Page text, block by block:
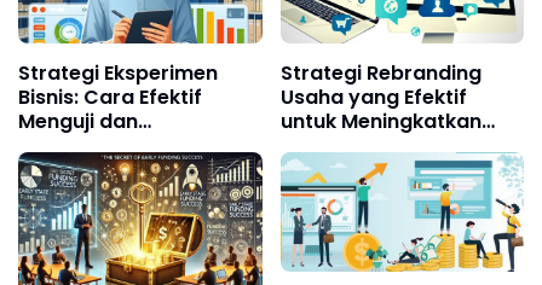
Strategi Eksperimen
Bisnis: Cara Efektif
Menguji dan
Mengoptimalkan
Pertumbuhan di Era
Digital
Strategi Rebranding
Usaha yang Efektif
untuk Meningkatkan
Daya Saing dan
Kepercayaan
Konsumen di Era Digital